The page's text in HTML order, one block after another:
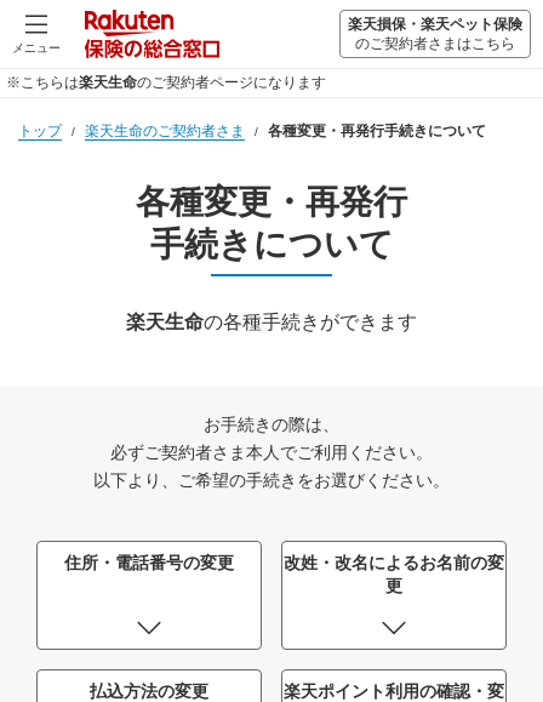
メニュー
楽天損保・楽天ペット保険
のご契約者さまはこちら
※こちらは楽天生命のご契約者ページになります
トップ 楽天生命のご契約者さま 各種変更・再発行手続きについて
各種変更・再発行
手続きについて
楽天生命の各種手続きができます
お手続きの際は、
必ずご契約者さま本人でご利用ください。
以下より、ご希望の手続きをお選びください。
住所・電話番号の変更
改姓・改名によるお名前の変
更
払込方法の変更
楽天ポイント利用の確認・変